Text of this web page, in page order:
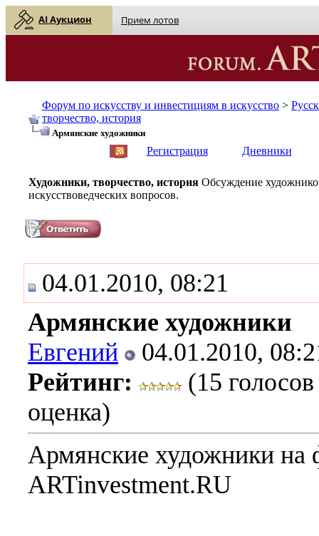
AI Аукцион Прием лотов
Форум по искусству и инвестициям в искусство >
творчество, история
Армянские художники
Регистрация Дневники
Художники, творчество, история Обсуждение
искусствоведческих вопросов.
04.01.2010, 08:21
Армянские художники
Евгений
04.01.2010,
Рейтинг:
(15
оценка)
Армянские художники на
ARTinvestment.RU